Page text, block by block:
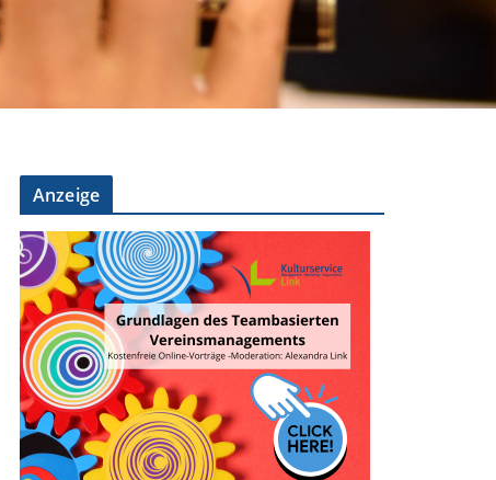
Anzeige